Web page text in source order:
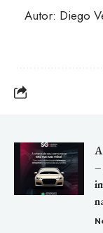
Autor: Diego
–